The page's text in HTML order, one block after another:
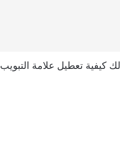
كيفية تعطيل علامة التبويب